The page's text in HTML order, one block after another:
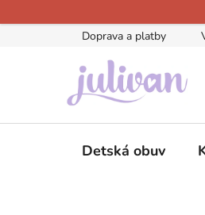
na
Doprava a platby
Detská obuv